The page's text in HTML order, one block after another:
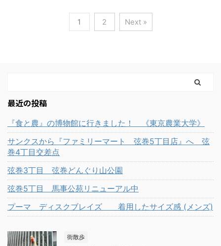
て部位ごとに鍛えてるよ
うになってからは肩のト
列！？ お店に入ったとき
は満卓でしたが、食券を
客さんが来店し、待 ...
一の大阪王将、駒沢店。
いつもお世話になってお
沢店》 東京都世田谷区駒
サーロインステーキ炒飯
肉撃と題した「サーロイ
ンステーキ炒飯」のメニ
ュー ・「肉撃」 ・「大
阪王将史上最強炒
飯！！！」 などなどうた
い文句が並んだメニュー
です。 やわらか牛カルビ
炒飯もなかなかの出来具
合でしたから今回 ...
差点角にあります。 餃子
で有名な大阪王将です
東京都世田谷区駒沢2-
17-9 ふわとろ天津炒飯
の卵にとろ～りとしたあ
んが食欲をそそります。
レンゲで食べるのです
が、卵を割る感触がなん
とも言えません。 その時
からしてふわとろです。
ふわとろ天津炒飯の断面
卵って不思議ですね。 調
理の仕方で ...
1 2 Next »
最近の投稿
『食と農』の博物館に行きました！ 《東京農業大学》
サンクスから『ファミリーマート 弦巻5丁目店』へ 弦
巻4丁目交差点
弦巻3丁目 弦巻どんぐり山公園
弦巻5丁目 馬事公苑リニューアル中
プーマ ディスクブレイズ 着用したサイズ感 (メンズ)
街散歩